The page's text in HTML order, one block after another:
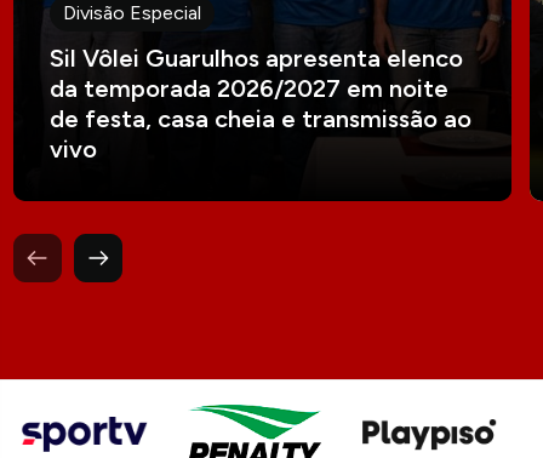
Divisão Especial
Sil Vôlei Guarulhos apresenta elenco
da temporada 2026/2027 em noite
de festa, casa cheia e transmissão ao
vivo